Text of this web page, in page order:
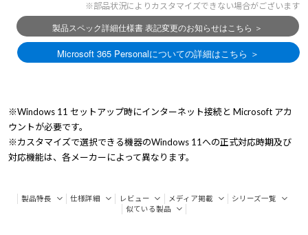
※部品状況によりカスタマイズできない場合がございます
※Windows 11 セットアップ時にインターネット接続と Microsoft アカ
ウントが必要です。
※カスタマイズで選択できる機器のWindows 11への正式対応時期及び
対応機能は、各メーカーによって異なります。
製品特長 仕様詳細 レビュー メディア掲載
シリーズ一覧
似ている製品